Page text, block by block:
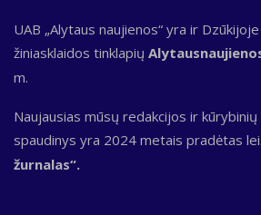
UAB „Alytaus naujienos“ yra ir
žiniasklaidos tinklapių
m.
Naujausias mūsų redakcijos ir
spaudinys yra 2024 metais pradėtas
žurnalas“.